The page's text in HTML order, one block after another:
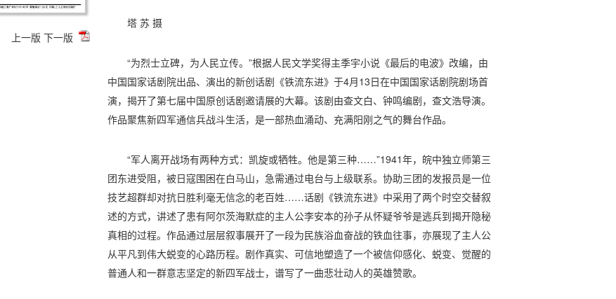
上一版 下一版
塔 苏 摄
“为烈士立碑，为人民立传。”根据人民文学奖得主季宇小说《最后的电波》改编，由
中国国家话剧院出品、演出的新创话剧《铁流东进》于4月13日在中国国家话剧院剧场首
演，揭开了第七届中国原创话剧邀请展的大幕。该剧由查文白、钟鸣编剧，查文浩导演。
作品聚焦新四军通信兵战斗生活，是一部热血涌动、充满阳刚之气的舞台作品。
“军人离开战场有两种方式：凯旋或牺牲。他是第三种……”1941年，皖中独立师第三
团东进受阻，被日寇围困在白马山，急需通过电台与上级联系。协助三团的发报员是一位
技艺超群却对抗日胜利毫无信念的老百姓……话剧《铁流东进》中采用了两个时空交替叙
述的方式，讲述了患有阿尔茨海默症的主人公李安本的孙子从怀疑爷爷是逃兵到揭开隐秘
真相的过程。作品通过层层叙事展开了一段为民族浴血奋战的铁血往事，亦展现了主人公
从平凡到伟大蜕变的心路历程。剧作真实、可信地塑造了一个被信仰感化、蜕变、觉醒的
普通人和一群意志坚定的新四军战士，谱写了一曲悲壮动人的英雄赞歌。